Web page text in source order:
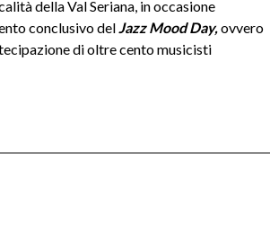
della Val Seriana, in occasione
conclusivo delJazz Mood Day,ovvero
di oltre cento musicisti